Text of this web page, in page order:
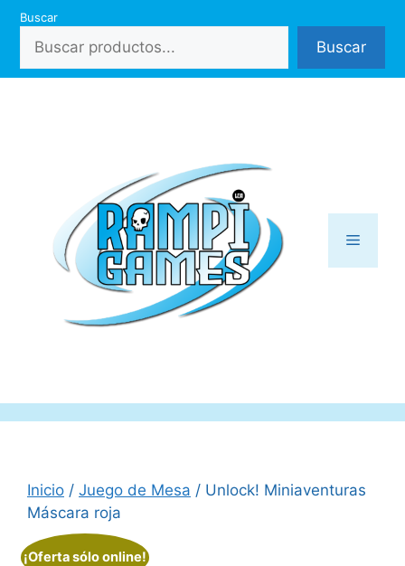
Saltar
contenido
Buscar
Buscar
Menú
Inicio / Juego de Mesa / Unlock! Miniaventuras
Máscara roja
¡Oferta sólo online!